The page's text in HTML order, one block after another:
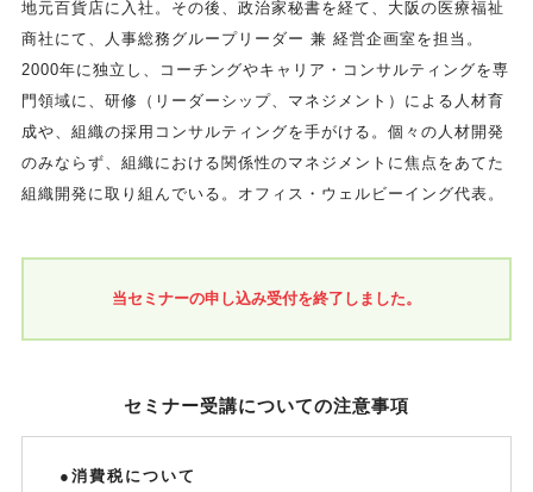
地元百貨店に入社。その後、政治家秘書を経て、大阪の医療福祉
商社にて、人事総務グループリーダー 兼 経営企画室を担当。
2000年に独立し、コーチングやキャリア・コンサルティングを専
門領域に、研修（リーダーシップ、マネジメント）による人材育
成や、組織の採用コンサルティングを手がける。個々の人材開発
のみならず、組織における関係性のマネジメントに焦点をあてた
組織開発に取り組んでいる。オフィス・ウェルビーイング代表。
当セミナーの申し込み受付を終了しました。
セミナー受講についての注意事項
●消費税について